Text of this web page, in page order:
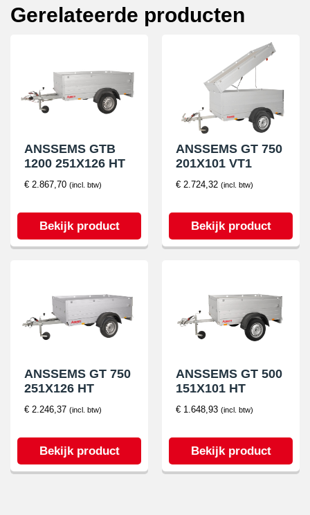
Gerelateerde producten
ANSSEMS GTB
1200 251X126 HT
€ 2.867,70 (incl. btw)
Bekijk product
ANSSEMS GT 750
201X101 VT1
€ 2.724,32 (incl. btw)
Bekijk product
ANSSEMS GT 750
251X126 HT
€ 2.246,37 (incl. btw)
Bekijk product
ANSSEMS GT 500
151X101 HT
€ 1.648,93 (incl. btw)
Bekijk product